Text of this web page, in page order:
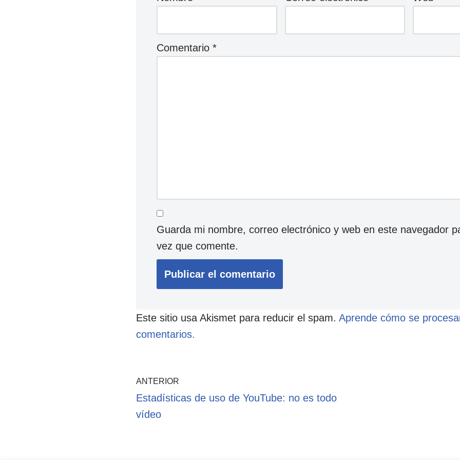
Comentario*
Guarda mi nombre, correo electrónico y web en este navegador
vez que comente.
Este sitio usa Akismet para reducir el spam.Aprende cómo se
comentarios.
ANTERIOR
Estadísticas de uso de YouTube: no es todo
vídeo